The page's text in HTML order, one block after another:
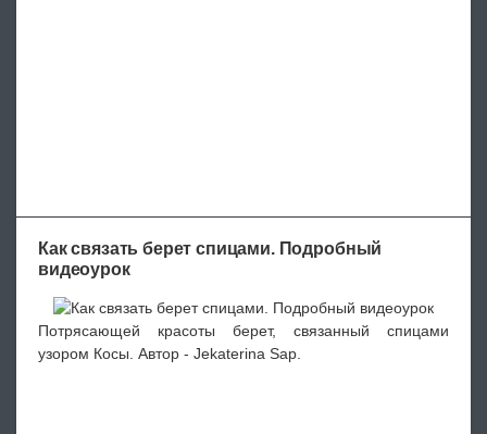
Как связать берет спицами. Подробный
видеоурок
Потрясающей красоты берет, связанный спицами
узором Косы. Автор - Jekaterina Sap.